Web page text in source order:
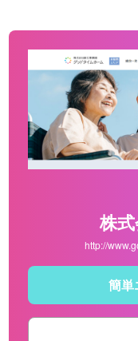
株
http://
簡単